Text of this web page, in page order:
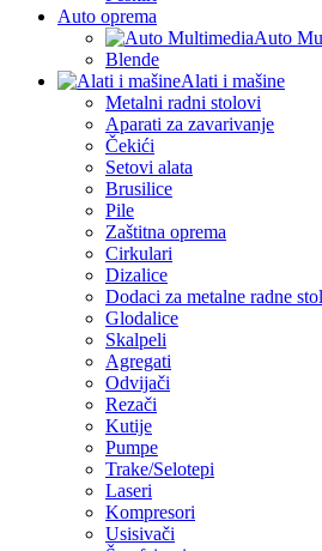
Auto oprema
Auto
Blende
Alati i mašine
Metalni radni stolovi
Aparati za zavarivanje
Čekići
Setovi alata
Brusilice
Pile
Zaštitna oprema
Cirkulari
Dizalice
Dodaci za metalne radne
Glodalice
Skalpeli
Agregati
Odvijači
Rezači
Kutije
Pumpe
Trake/Selotepi
Laseri
Kompresori
Usisivači